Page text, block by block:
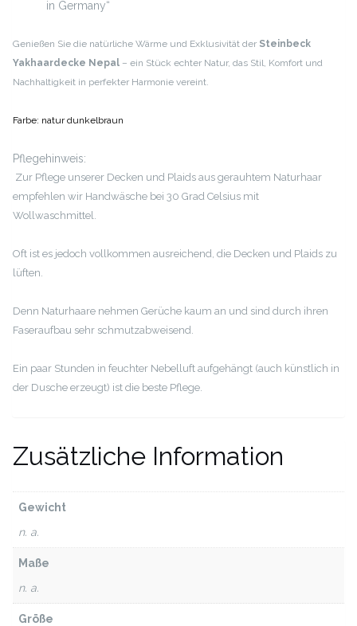
in Germany“
Genießen Sie die natürliche Wärme und Exklusivität der Steinbeck
Yakhaardecke Nepal – ein Stück echter Natur, das Stil, Komfort und
Nachhaltigkeit in perfekter Harmonie vereint.
Farbe: natur dunkelbraun
Pflegehinweis:
Zur Pflege unserer Decken und Plaids aus gerauhtem Naturhaar
empfehlen wir Handwäsche bei 30 Grad Celsius mit
Wollwaschmittel.
Oft ist es jedoch vollkommen ausreichend, die Decken und Plaids zu
lüften.
Denn Naturhaare nehmen Gerüche kaum an und sind durch ihren
Faseraufbau sehr schmutzabweisend.
Ein paar Stunden in feuchter Nebelluft aufgehängt (auch künstlich in
der Dusche erzeugt) ist die beste Pflege.
Zusätzliche Information
Gewicht
n. a.
Maße
n. a.
Größe